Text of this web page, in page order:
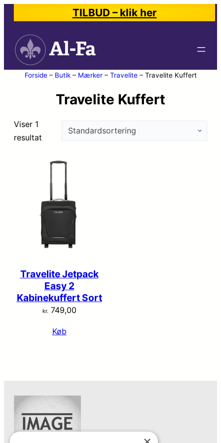
TILBUD – klik her
Forside– Butik– Mærker– Travelite– Travelite Kuffert
Travelite Kuffert
Viser 1
resultat
Travelite Jetpack
Easy 2
Kabinekuffert Sort
kr. 749,00
Køb